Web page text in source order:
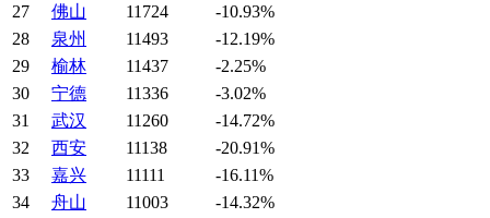
27
佛山 11724
-10.93%
28
泉州 11493
-12.19%
29
榆林 11437
-2.25%
30
宁德 11336
-3.02%
31
武汉 11260
-14.72%
32
西安 11138
-20.91%
33
嘉兴 11111
-16.11%
34
舟山 11003
-14.32%